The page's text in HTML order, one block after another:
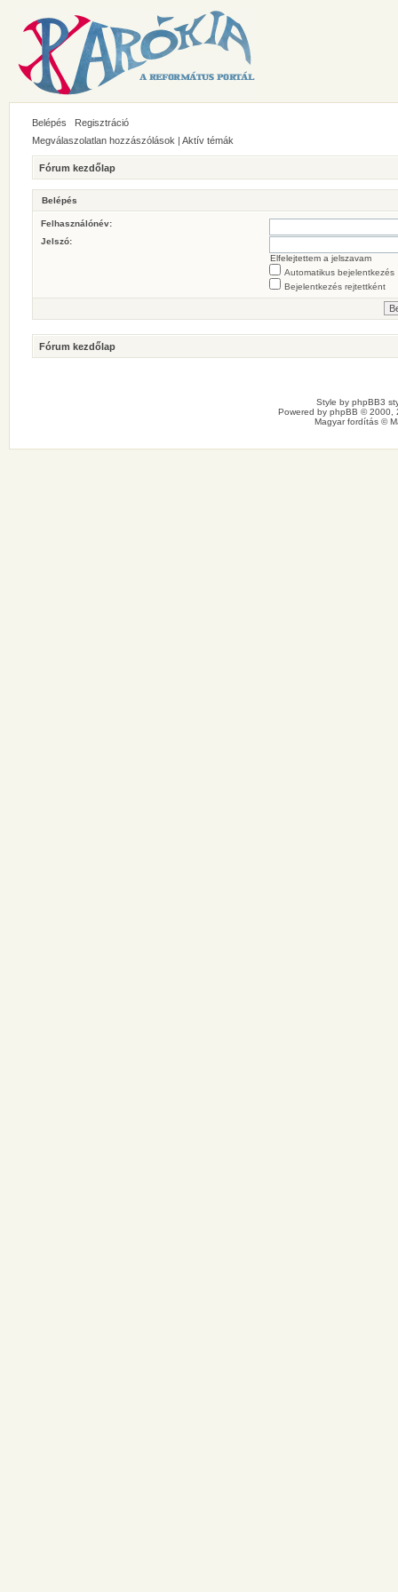
Belépés
Regisztráció
Megválaszolatlan hozzászólások | Aktív témák
Fórum kezdőlap
Belépés
Felhasználónév:
Jelszó:
Elfelejtettem a jelszavam
Automatikus bejelentkezés
Bejelentkezés rejtettként
Fórum kezdőlap
Style by phpBB3
Powered by phpBB © 2000,
Magyar fordítás ©